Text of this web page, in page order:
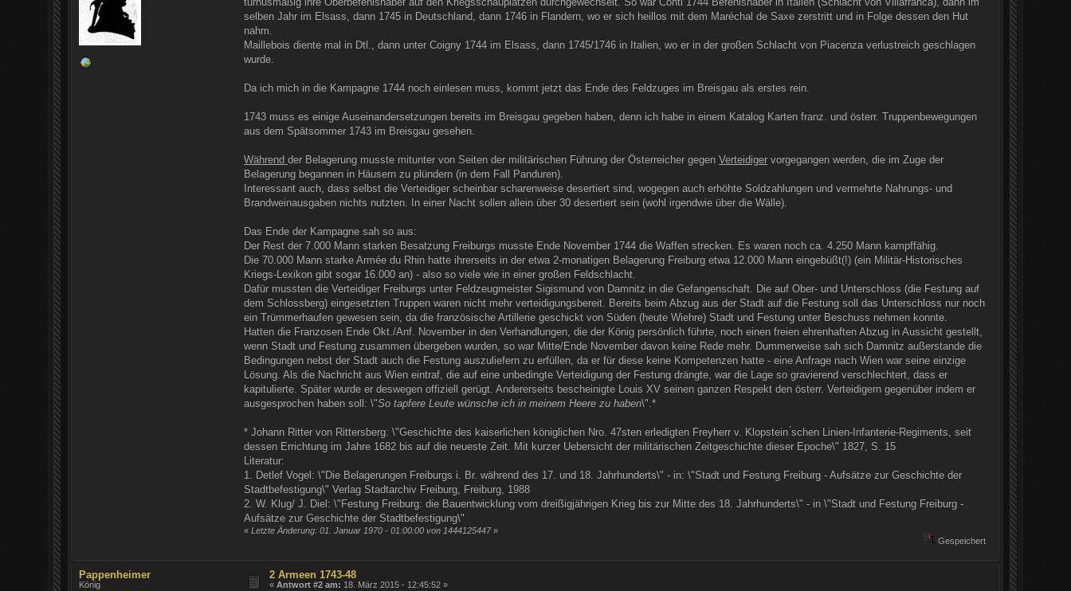
selben Jahr im Elsass, dann 1745 in Deutschland, dann 1746 in Flandern, wo er sich heillos mit dem Maréchal de Saxe zerstritt und in Folge dessen den Hut
nahm.
Maillebois diente mal in Dtl., dann unter Coigny 1744 im Elsass, dann 1745/1746 in Italien, wo er in der großen Schlacht von Piacenza verlustreich geschlagen
wurde.
Da ich mich in die Kampagne 1744 noch einlesen muss, kommt jetzt das Ende des Feldzuges im Breisgau als erstes rein.
1743 muss es einige Auseinandersetzungen bereits im Breisgau gegeben haben, denn ich habe in einem Katalog Karten franz. und österr. Truppenbewegungen
aus dem Spätsommer 1743 im Breisgau gesehen.
Während der Belagerung musste mitunter von Seiten der militärischen Führung der Österreicher gegen Verteidigervorgegangen werden, die im Zuge der
Belagerung begannen in Häusern zu plündern (in dem Fall Panduren).
Interessant auch, dass selbst die Verteidiger scheinbar scharenweise desertiert sind, wogegen auch erhöhte Soldzahlungen und vermehrte Nahrungs- und
Brandweinausgaben nichts nutzten. In einer Nacht sollen allein über 30 desertiert sein (wohl irgendwie über die Wälle).
Das Ende der Kampagne sah so aus:
Der Rest der 7.000 Mann starken Besatzung Freiburgs musste Ende November 1744 die Waffen strecken. Es waren noch ca. 4.250 Mann kampffähig.
Die 70.000 Mann starke Armée du Rhin hatte ihrerseits in der etwa 2-monatigen Belagerung Freiburg etwa 12.000 Mann eingebüßt(!) (ein Militär-Historisches
Kriegs-Lexikon gibt sogar 16.000 an) - also so viele wie in einer großen Feldschlacht.
Dafür mussten die Verteidiger Freiburgs unter Feldzeugmeister Sigismund von Damnitz in die Gefangenschaft. Die auf Ober- und Unterschloss (die Festung auf
dem Schlossberg) eingesetzten Truppen waren nicht mehr verteidigungsbereit. Bereits beim Abzug aus der Stadt auf die Festung soll das Unterschloss nur noch
ein Trümmerhaufen gewesen sein, da die französische Artillerie geschickt von Süden (heute Wiehre) Stadt und Festung unter Beschuss nehmen konnte.
Hatten die Franzosen Ende Okt./Anf. November in den Verhandlungen, die der König persönlich führte, noch einen freien ehrenhaften Abzug in Aussicht gestellt,
wenn Stadt und Festung zusammen übergeben wurden, so war Mitte/Ende November davon keine Rede mehr. Dummerweise sah sich Damnitz außerstande die
Bedingungen nebst der Stadt auch die Festung auszuliefern zu erfüllen, da er für diese keine Kompetenzen hatte - eine Anfrage nach Wien war seine einzige
Lösung. Als die Nachricht aus Wien eintraf, die auf eine unbedingte Verteidigung der Festung drängte, war die Lage so gravierend verschlechtert, dass er
kapitulierte. Später wurde er deswegen offiziell gerügt. Andererseits bescheinigte Louis XV seinen ganzen Respekt den österr. Verteidigern gegenüber indem er
ausgesprochen haben soll: \"So tapfere Leute wünsche ich in meinem Heere zu haben\".*
* Johann Ritter von Rittersberg: \"Geschichte des kaiserlichen königlichen Nro. 47sten erledigten Freyherr v. Klopstein ́schen Linien-Infanterie-Regiments, seit
dessen Errichtung im Jahre 1682 bis auf die neueste Zeit. Mit kurzer Uebersicht der militärischen Zeitgeschichte dieser Epoche\" 1827, S. 15
Literatur:
1. Detlef Vogel: \"Die Belagerungen Freiburgs i. Br. während des 17. und 18. Jahrhunderts\" - in: \"Stadt und Festung Freiburg - Aufsätze zur Geschichte der
Stadtbefestigung\" Verlag Stadtarchiv Freiburg, Freiburg, 1988
2. W. Klug/ J. Diel: \"Festung Freiburg: die Bauentwicklung vom dreißigjährigen Krieg bis zur Mitte des 18. Jahrhunderts\" - in \"Stadt und Festung Freiburg -
Aufsätze zur Geschichte der Stadtbefestigung\"
« Letzte Änderung: 01. Januar 1970 - 01:00:00 von 1444125447»
Gespeichert
Pappenheimer
König
2 Armeen 1743-48
«Antwort #2 am: 18. März 2015 - 12:45:52 »